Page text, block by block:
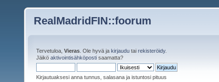
RealMadridFIN::foorum
Tervetuloa, Vieras . Ole hyvä ja kirjaudu tai rekisteröidy.
Jäikö aktivointisähköposti saamatta?
Kirjautuaksesi anna tunnus, salasana ja istuntosi pituus